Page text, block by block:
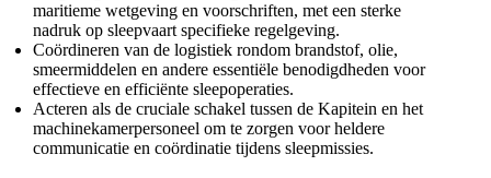
maritieme wetgeving en voorschriften, met een sterke
nadruk op sleepvaart specifieke regelgeving.
Coördineren van de logistiek rondom brandstof, olie,
smeermiddelen en andere essentiële benodigdheden voor
effectieve en efficiënte sleepoperaties.
Acteren als de cruciale schakel tussen de Kapitein en het
machinekamerpersoneel om te zorgen voor heldere
communicatie en coördinatie tijdens sleepmissies.